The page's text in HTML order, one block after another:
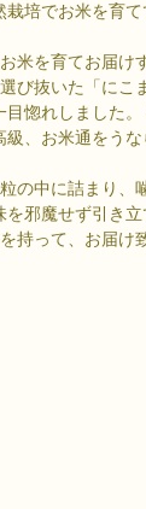
培でお米を育て
米を育てお届け
び抜いた「にこ
惚れしました
級、お米通をう
の中に詰まり、
邪魔せず引き立
持って、お届け